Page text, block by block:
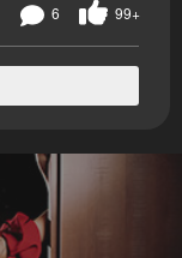
99+
6